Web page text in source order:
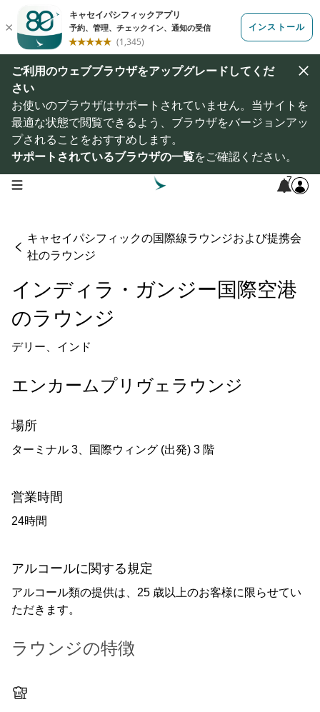
ご利用のウェブブラウザをアップグレードしてくだ
さい
お使いのブラウザはサポートされていません。当サイトを
最適な状態で閲覧できるよう、ブラウザをバージョンアッ
プされることをおすすめします。
サポートされているブラウザの一覧をご確認ください。
open navigation menu 7
キャセイパシフィックの国際線ラウンジおよび提携会
社のラウンジ
インディラ・ガンジー国際空港
のラウンジ
デリー、インド
エンカームプリヴェラウンジ
場所
ターミナル 3、国際ウィング (出発) 3 階
営業時間
24時間
アルコールに関する規定
アルコール類の提供は、25 歳以上のお客様に限らせてい
ただきます。
ラウンジの特徴